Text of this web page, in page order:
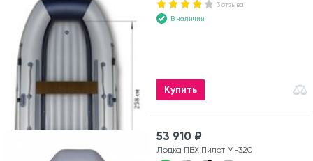
3 отзыва
В наличии
Купить
53 910 ₽
Лодка ПВХ Пилот М-320